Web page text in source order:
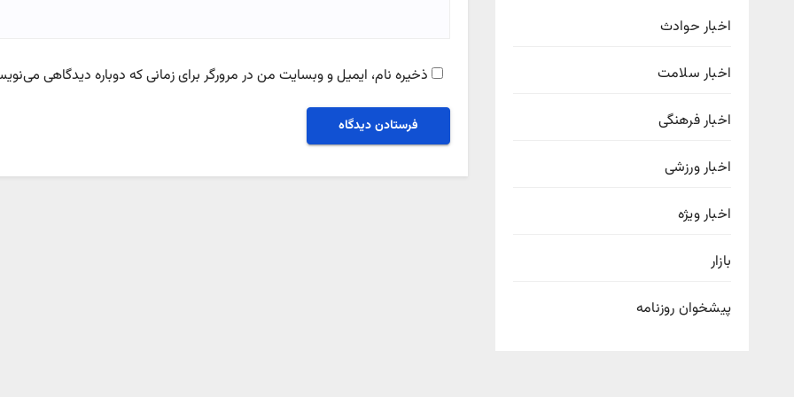
اخبار حوادث
اخبار سلامت
اخبار فرهنگی
اخبار ورزشی
اخبار ویژه
بازار
پیشخوان روزنامه
ذخیره نام، ایمیل و وبسایت من در مرورگر برای زمانی که دوباره دیدگاهی